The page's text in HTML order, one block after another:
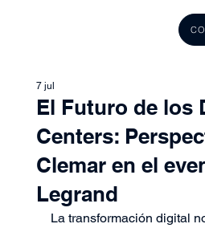
El Futuro de los
Centers:
Clemar en el
Legrand
7 jul
La transformación digital